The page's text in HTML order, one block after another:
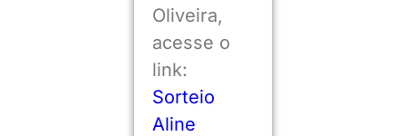
Oliveira,
acesse o
link:
Sorteio
Aline